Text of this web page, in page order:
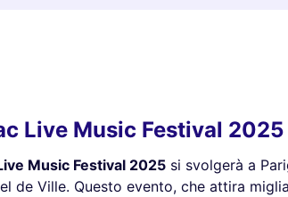
Live Music Festival
Music Festival 2025 si svolgerà a
de Ville. Questo evento, che attira